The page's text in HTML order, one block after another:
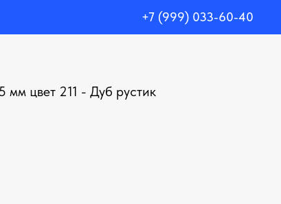
+7 (999) 033-60-40
мм цвет 211 - Дуб рустик